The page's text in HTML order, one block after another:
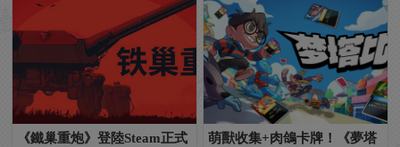
《鐵巢重炮》登陸Steam正式
萌獸收集+肉鴿卡牌！《夢塔